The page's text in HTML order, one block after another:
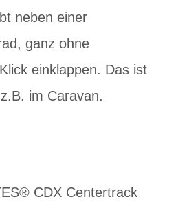
neben einer
ganz ohne
einklappen. Das ist
im Caravan.
CDX Centertrack